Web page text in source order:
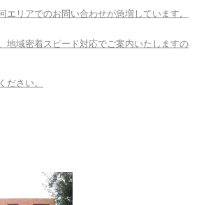
エリアでのお問い合わせが急増しています。
地域密着スピード対応でご案内いたしますの
ださい。